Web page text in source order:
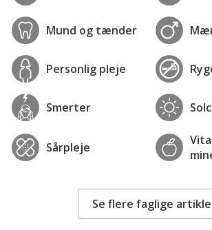
Mund og tænder
Personlig pleje
Smerter
Sårpleje
Se flere faglige